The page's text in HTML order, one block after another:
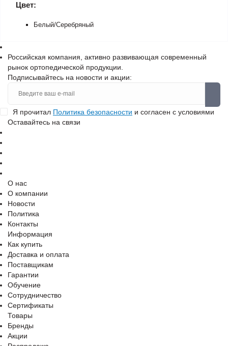
Цвет:
Белый/Серебряный
Российская компания, активно развивающая современный
рынок ортопедической продукции.
Подписывайтесь на новости и акции:
Я прочитал Политика безопасности и согласен с условиями
Оставайтесь на связи
О нас
О компании
Новости
Политика
Контакты
Информация
Как купить
Доставка и оплата
Поставщикам
Гарантии
Обучение
Сотрудничество
Сертификаты
Товары
Бренды
Акции